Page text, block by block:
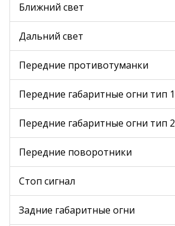
Ближний свет
Дальний свет
Передние противотуманки
Передние габаритные огни тип 1
Передние габаритные огни тип 2
Передние поворотники
Стоп сигнал
Задние габаритные огни